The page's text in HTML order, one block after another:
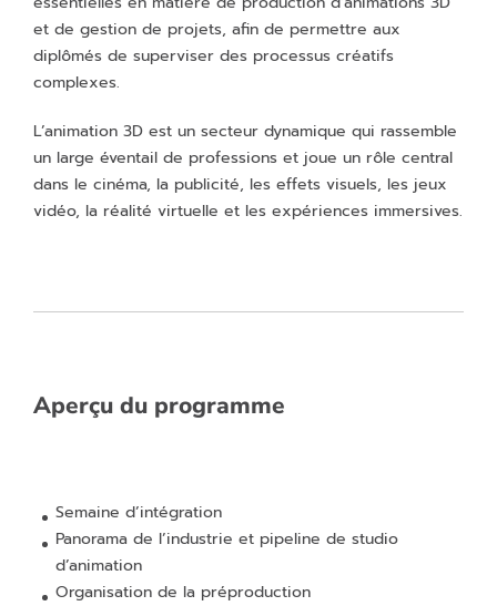
et de gestion de projets, afin de permettre aux
diplômés de superviser des processus créatifs
complexes.
L’animation 3D est un secteur dynamique qui rassemble
un large éventail de professions et joue un rôle central
dans le cinéma, la publicité, les effets visuels, les jeux
vidéo, la réalité virtuelle et les expériences immersives.
Aperçu du programme
Semaine d’intégration
Panorama de l’industrie et pipeline de studio
d’animation
Organisation de la préproduction